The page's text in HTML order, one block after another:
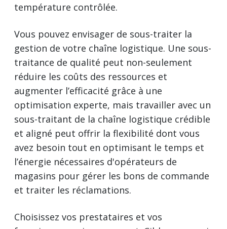
température contrôlée.
Vous pouvez envisager de sous-traiter la
gestion de votre chaîne logistique. Une sous-
traitance de qualité peut non-seulement
réduire les coûts des ressources et
augmenter l’efficacité grâce à une
optimisation experte, mais travailler avec un
sous-traitant de la chaîne logistique crédible
et aligné peut offrir la flexibilité dont vous
avez besoin tout en optimisant le temps et
l’énergie nécessaires d'opérateurs de
magasins pour gérer les bons de commande
et traiter les réclamations.
Choisissez vos prestataires et vos